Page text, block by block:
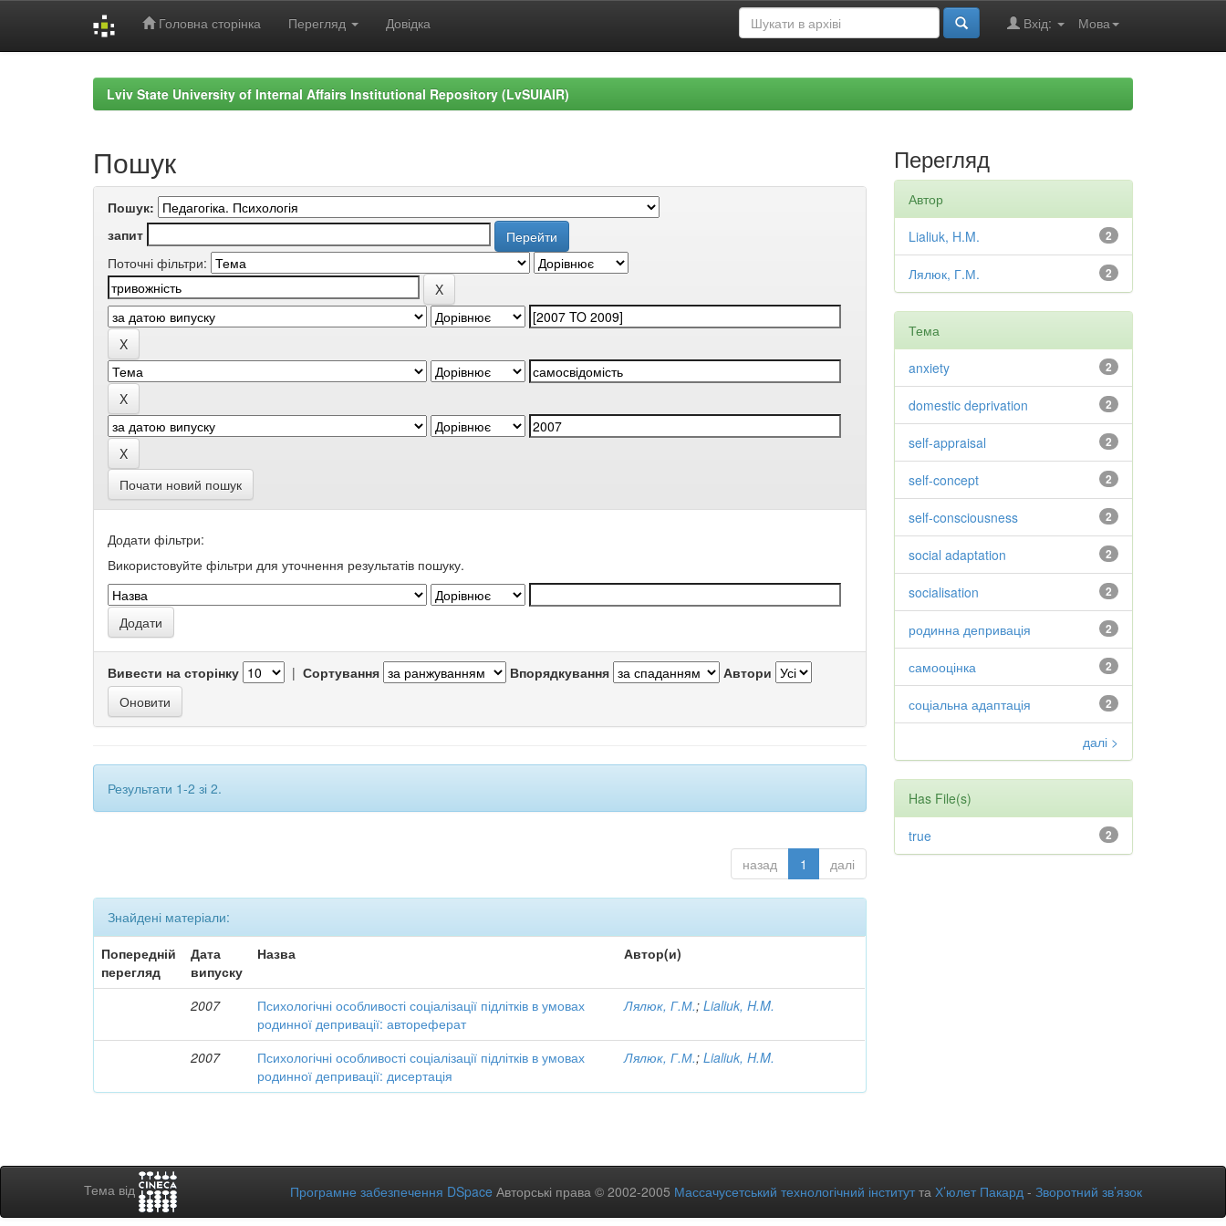
Головна сторінка Перегляд Довідка Мова
Вхід:
Lviv State University of Internal Affairs Institutional Repository (LvSUIAIR)
Пошук
Пошук:
запит
Поточні фільтри:
Почати новий пошук
Додати фільтри:
Використовуйте фільтри для уточнення результатів пошуку.
Вивести на сторінку | Сортування Впорядкування Автори
Результати 1-2 зі 2.
назад 1 далі
Знайдені матеріали:
Попередній
перегляд
Дата
випуску
Назва Автор(и)
2007
Психологічні особливості соціалізації підлітків в умовах
родинної депривації: автореферат
Лялюк, Г.М.;Lialiuk, H.M.
2007
Психологічні особливості соціалізації підлітків в умовах
родинної депривації: дисертація
Лялюк, Г.М.;Lialiuk, H.M.
Перегляд
Автор
2
Lialiuk, H.M.
2
Лялюк, Г.М.
Тема
2
anxiety
2
domestic deprivation
2
self-appraisal
2
self-concept
2
self-consciousness
2
social adaptation
2
socialisation
2
родинна депривація
2
самооцінка
2
соціальна адаптація
далі >
Has File(s)
2
true
Тема від Програмне забезпечення DSpace Авторські права © 2002-2005 Массачусетський технологічний інститутта Х’юлет Пакард - Зворотний зв’язок